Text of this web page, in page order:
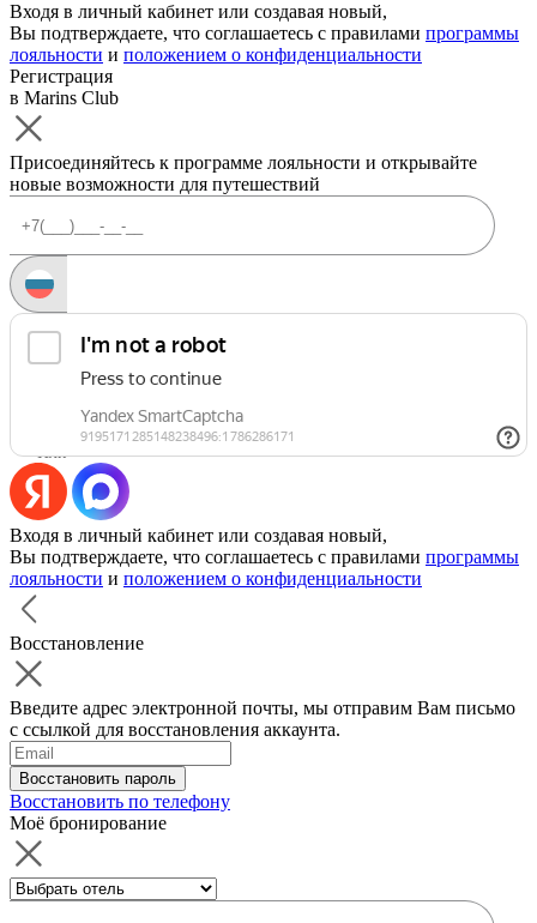
Входя в личный кабинет или создавая новый,
Вы подтверждаете, что соглашаетесь с правилами программы
лояльности и положением о конфиденциальности
Регистрация
в Marins Club
Присоединяйтесь к программе лояльности и открывайте
новые возможности для путешествий
Запросить код
Уже есть аккаунт?Войти
Или
Входя в личный кабинет или создавая новый,
Вы подтверждаете, что соглашаетесь с правилами программы
лояльности и положением о конфиденциальности
Восстановление
Введите адрес электронной почты, мы отправим Вам письмо
с ссылкой для восстановления аккаунта.
Восстановить пароль
Восстановить по телефону
Моё бронирование